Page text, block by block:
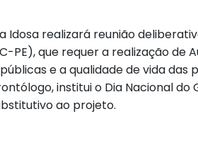
Idosa realizará reunião
PE), que requer a realização
e a qualidade de vida das
institui o Dia Nacional
ao projeto.